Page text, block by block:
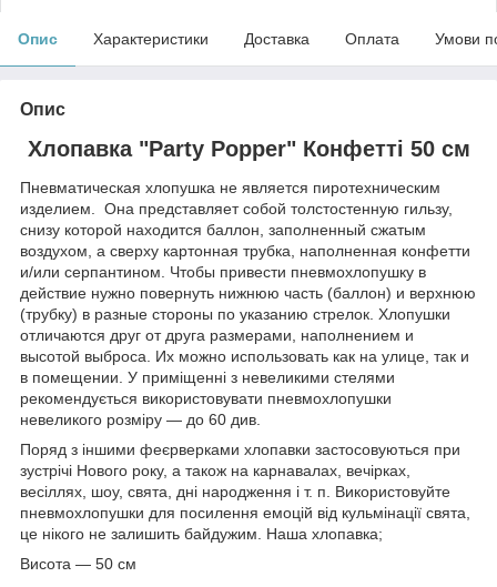
Опис Характеристики Доставка Оплата Умови
Опис
Хлопавка "Party Popper" Конфетті 50 см
Пневматическая хлопушка не является пиротехническим
изделием. Она представляет собой толстостенную гильзу,
снизу которой находится баллон, заполненный сжатым
воздухом, а сверху картонная трубка, наполненная конфетти
и/или серпантином. Чтобы привести пневмохлопушку в
действие нужно повернуть нижнюю часть (баллон) и верхнюю
(трубку) в разные стороны по указанию стрелок. Хлопушки
отличаются друг от друга размерами, наполнением и
высотой выброса. Их можно использовать как на улице, так и
в помещении. У приміщенні з невеликими стелями
рекомендується використовувати пневмохлопушки
невеликого розміру ― до 60 див.
Поряд з іншими феєрверками хлопавки застосовуються при
зустрічі Нового року, а також на карнавалах, вечірках,
весіллях, шоу, свята, дні народження і т. п. Використовуйте
пневмохлопушки для посилення емоцій від кульмінації свята,
це нікого не залишить байдужим. Наша хлопавка;
Висота ― 50 см